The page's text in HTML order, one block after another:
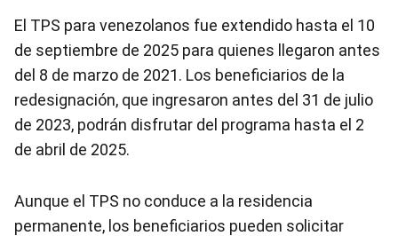
El TPS para venezolanos fue extendido hasta el 10
de septiembre de 2025 para quienes llegaron antes
del 8 de marzo de 2021. Los beneficiarios de la
redesignación, que ingresaron antes del 31 de julio
de 2023, podrán disfrutar del programa hasta el 2
de abril de 2025.
Aunque el TPS no conduce a la residencia
permanente, los beneficiarios pueden solicitar